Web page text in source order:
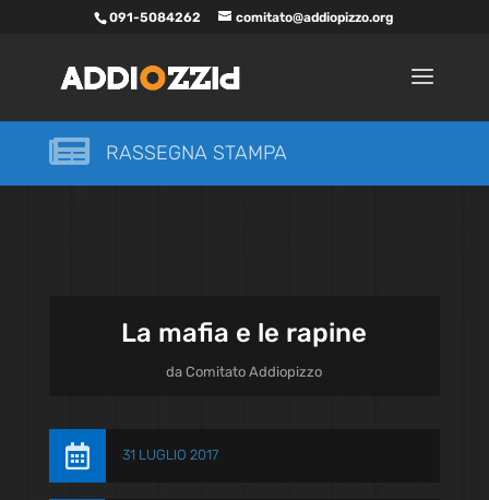
091-5084262 comitato@addiopizzo.org
 RASSEGNA STAMPA
La mafia e le rapine
daComitato Addiopizzo
 31 LUGLIO 2017